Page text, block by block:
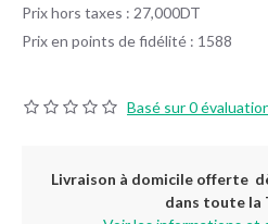
Basé sur 0
Prix hors taxes : 27,000DT
Prix en points de fidélité : 1588
Livraison à domicile offerte
dans toute la